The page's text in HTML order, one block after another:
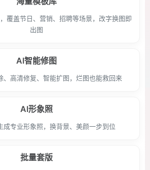
覆盖节日、营销、招聘等场景，改字换图即
出图
AI智能修图
、高清修复、智能扩图，烂图也能救回来
AI形象照
成专业形象照，换背景、美颜一步到位
批量套版